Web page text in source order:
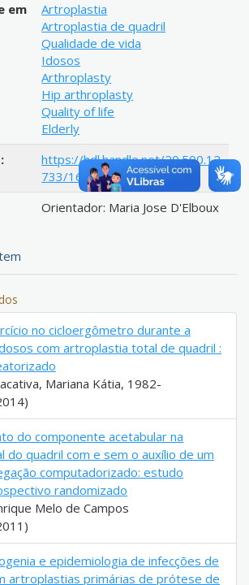
em
Artroplastia
Artroplastia de quadril
Qualidade de vida
Idosos
Arthroplasty
Hip arthroplasty
Quality of life
Elderly
https://hdl.handle.net/20.500.12
733/1608361
Orientador: Maria Jose D'Elboux
no cicloergômetro durante a
com artroplastia total de quadril :
Mariana Kátia, 1982-
do componente acetabular na
quadril com e sem o auxílio de um
computadorizado: estudo
randomizado
Melo de Campos
e epidemiologia de infecções de
artroplastias primárias de prótese de